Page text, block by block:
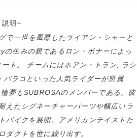
明~
で一世を風靡したライアン・シャーと
生みの親であるロン・ボナーによっ
ト。 チームにはホアン・トラン, ラシ
バラコといった人気ライダーが所属
夢もSUBROSAのメンバーである。彼
えたシグネーチャーパーツや幅広いラ
バイクを展開。アメリカンテイストた
ダクトを世に繰り出す。